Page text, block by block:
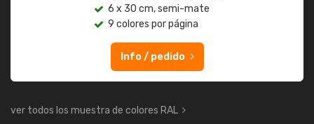
6 x 30 cm, semi-mate
9 colores por página
Info / pedido
ver todos los muestra de colores RAL